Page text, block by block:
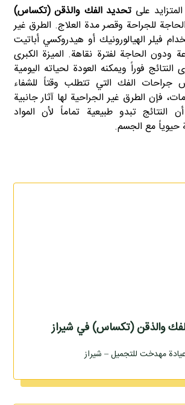
على تحديد الفك والذقن (تكساس)
للجراحة وقصر مدة العلاج. الطرق غير
فيلر الهيالورونيك أو هيدروكسي أباتيت
ودون الحاجة لفترة نقاهة. الميزة الكبرى
فوراً ويمكنه العودة لحياته اليومية
الفك التي تتطلب وقتاً للشفاء
فإن الطرق غير الجراحية لها آثار جانبية
النتائج تبدو طبيعية تماماً لأن المواد
حيوياً مع الجسم.
والذقن (تكساس) في شيراز
عيادة مهدخت للتجميل – شيراز